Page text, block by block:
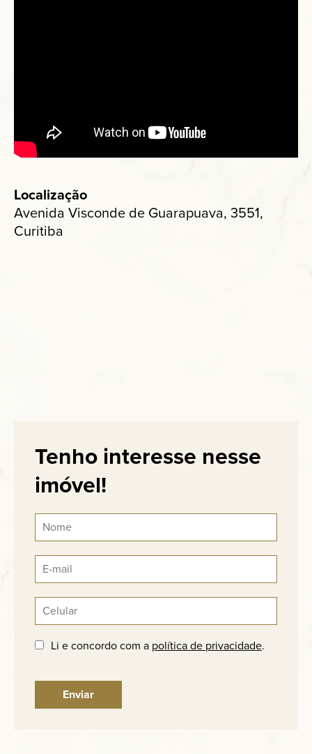
Localização
Avenida Visconde de Guarapuava, 3551,
Curitiba
Tenho interesse nesse
imóvel!
Li e concordo com a política de privacidade.